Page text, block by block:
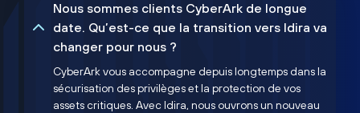
Nous sommes clients CyberArk de longue
date. Qu’est-ce que la transition vers Idira va
changer pour nous ?
CyberArk vous accompagne depuis longtemps dans la
sécurisation des privilèges et la protection de vos
assets critiques. Avec Idira, nous ouvrons un nouveau